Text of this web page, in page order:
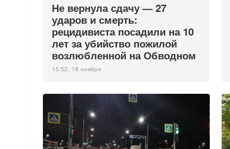
Не вернула сдачу — 27
ударов и смерть:
рецидивиста посадили на 10
лет за убийство пожилой
возлюбленной на Обводном
15:52, 18 ноября